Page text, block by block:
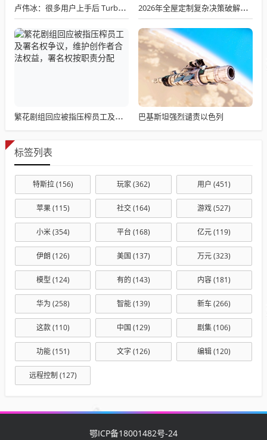
卢伟冰：很多用户上手后 Turbo 5 Max几乎可以做到妥妥用2天 2026年全屋定制复杂决策破解：10大广州全屋定制品牌真实数据大起底
繁花剧组回应被指压榨员工及署名权争议，维护创作者合法权益，署名权按职责分配 巴基斯坦强烈谴责以色列
标签列表
特斯拉(156) 玩家(362) 用户 (451)
苹果(115) 社交(164) 游戏(527)
小米(354) 平台 (168) 亿元(119)
伊朗 (126) 美国 (137) 万元(323)
模型 (124) 有的 (143) 内容(181)
华为 (258) 智能(139) 新车(266)
这款(110) 中国 (129) 剧集(106)
功能(151) 文字(126) 编辑(120)
远程控制 (127)
鄂ICP备18001482号-24